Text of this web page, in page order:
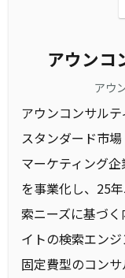
アウンコ
アウ
アウンコンサル
スタンダード市
マーケティング
を事業化し、25
索ニーズに基づ
イトの検索エン
固定費型のコン